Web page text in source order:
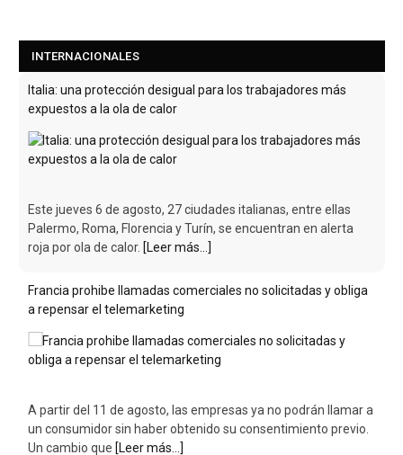
INTERNACIONALES
Italia: una protección desigual para los trabajadores más
expuestos a la ola de calor
Este jueves 6 de agosto, 27 ciudades italianas, entre ellas
Palermo, Roma, Florencia y Turín, se encuentran en alerta
roja por ola de calor. [Leer más...]
Francia prohibe llamadas comerciales no solicitadas y obliga
a repensar el telemarketing
A partir del 11 de agosto, las empresas ya no podrán llamar a
un consumidor sin haber obtenido su consentimiento previo.
Un cambio que [Leer más...]